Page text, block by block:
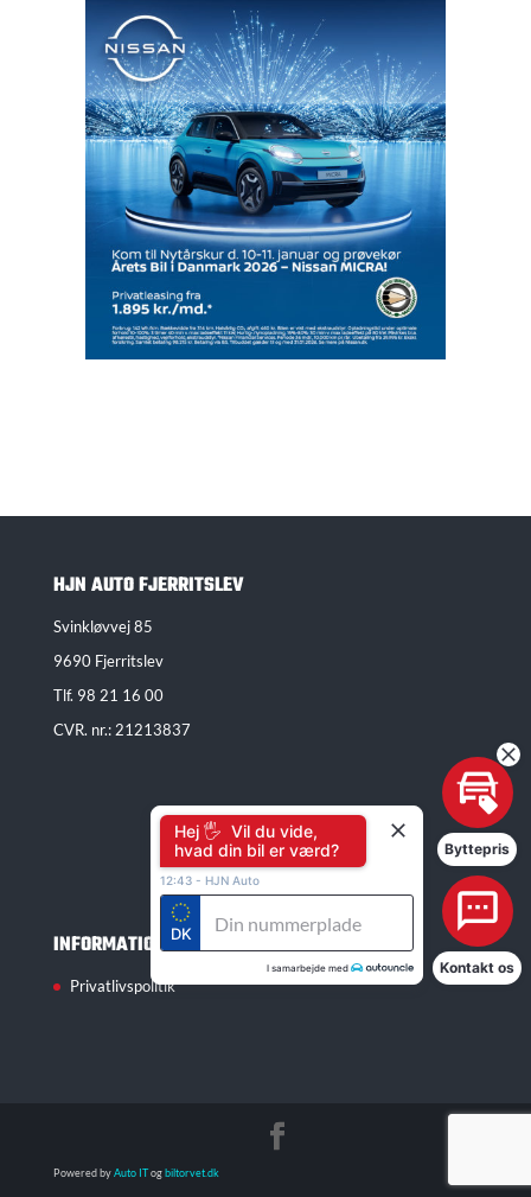
HJN AUTO FJERRITSLEV
Svinkløvvej 85
9690 Fjerritslev
Tlf. 98 21 16 00
CVR. nr.: 21213837
INFORMATION
Privatlivspolitik
Powered byAuto ITogbiltorvet.dk
Byttepris
Kontakt os
Hej 🖐 Vil du vide,
hvad din bil er værd?
12:43 - HJN Auto
DK
I samarbejde med